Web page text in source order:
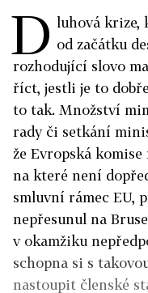
D luhová krize,
od začátku
rozhodující slovo
říct, jestli je to
to tak. Množství
rady či setkání
že Evropská
na které není
smluvní rámec EU,
nepřesunul na
v okamžiku
schopna si s
nastoupit členské